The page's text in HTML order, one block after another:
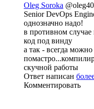
Oleg Soroka
Senior DevOps
однозначно надо!
в противном случае
код под винду
а так - всегда
скучной работы
Ответ написан
Комментировать